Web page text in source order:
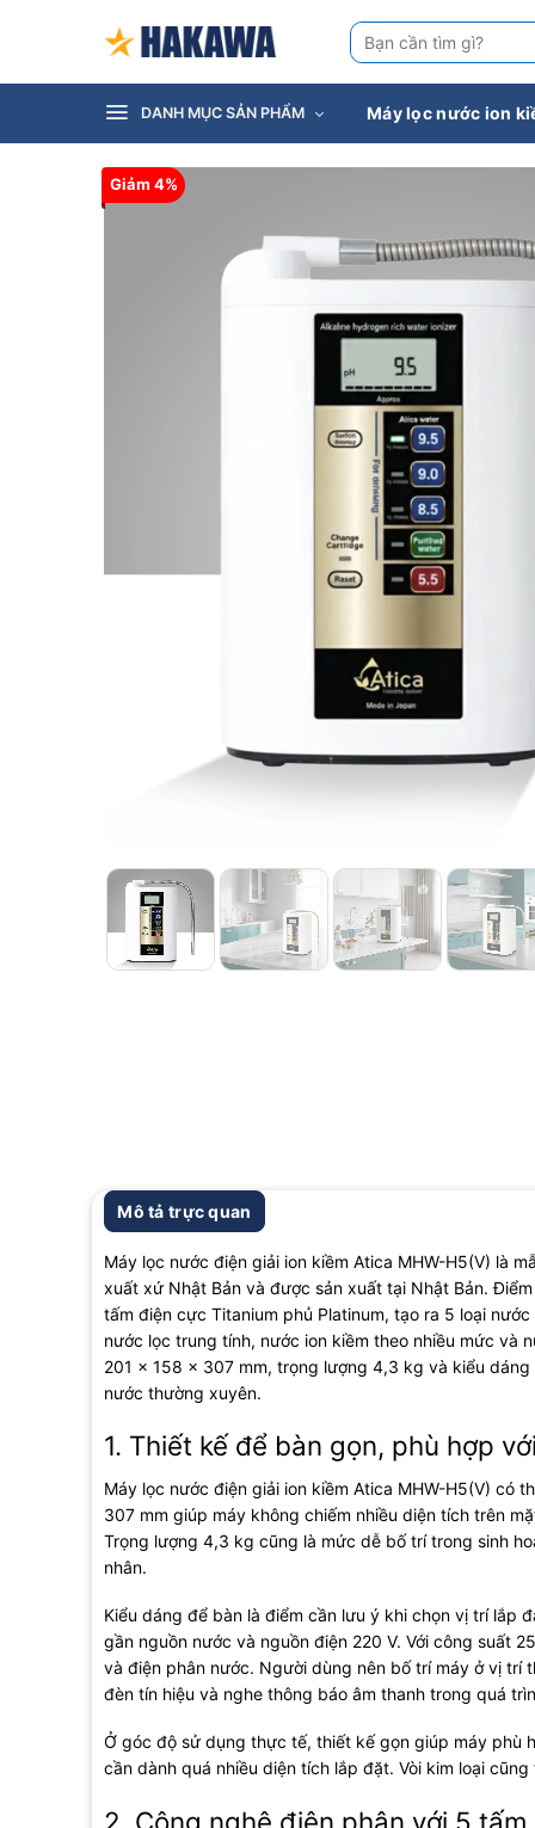
dung
Tìm
kiếm:
DANH MỤC SẢN PHẨM Máy lọc nước ion
Giảm 4%
Mô tả trực quan
Máy lọc nước điện giải ion kiềm Atica MHW-H5(V) là
xuất xứ Nhật Bản và được sản xuất tại Nhật Bản.
tấm điện cực Titanium phủ Platinum, tạo ra 5 loại
nước lọc trung tính, nước ion kiềm theo nhiều mức và
201 x 158 x 307 mm, trọng lượng 4,3 kg và kiểu
nước thường xuyên.
1. Thiết kế để bàn gọn, phù hợp
Máy lọc nước điện giải ion kiềm Atica MHW-H5(V) có
307 mm giúp máy không chiếm nhiều diện tích trên
Trọng lượng 4,3 kg cũng là mức dễ bố trí trong sinh
nhân.
Kiểu dáng để bàn là điểm cần lưu ý khi chọn vị trí lắp
gần nguồn nước và nguồn điện 220 V. Với công suất
và điện phân nước. Người dùng nên bố trí máy ở vị trí
đèn tín hiệu và nghe thông báo âm thanh trong quá
Ở góc độ sử dụng thực tế, thiết kế gọn giúp máy phù
cần dành quá nhiều diện tích lắp đặt. Vòi kim loại
2. Công nghệ điện phân với 5